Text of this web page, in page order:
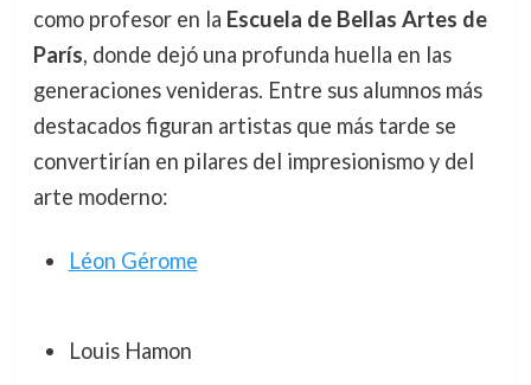
como profesor en la Escuela de Bellas Artes de
París, donde dejó una profunda huella en las
generaciones venideras. Entre sus alumnos más
destacados figuran artistas que más tarde se
convertirían en pilares del impresionismo y del
arte moderno:
Léon Gérome
Louis Hamon